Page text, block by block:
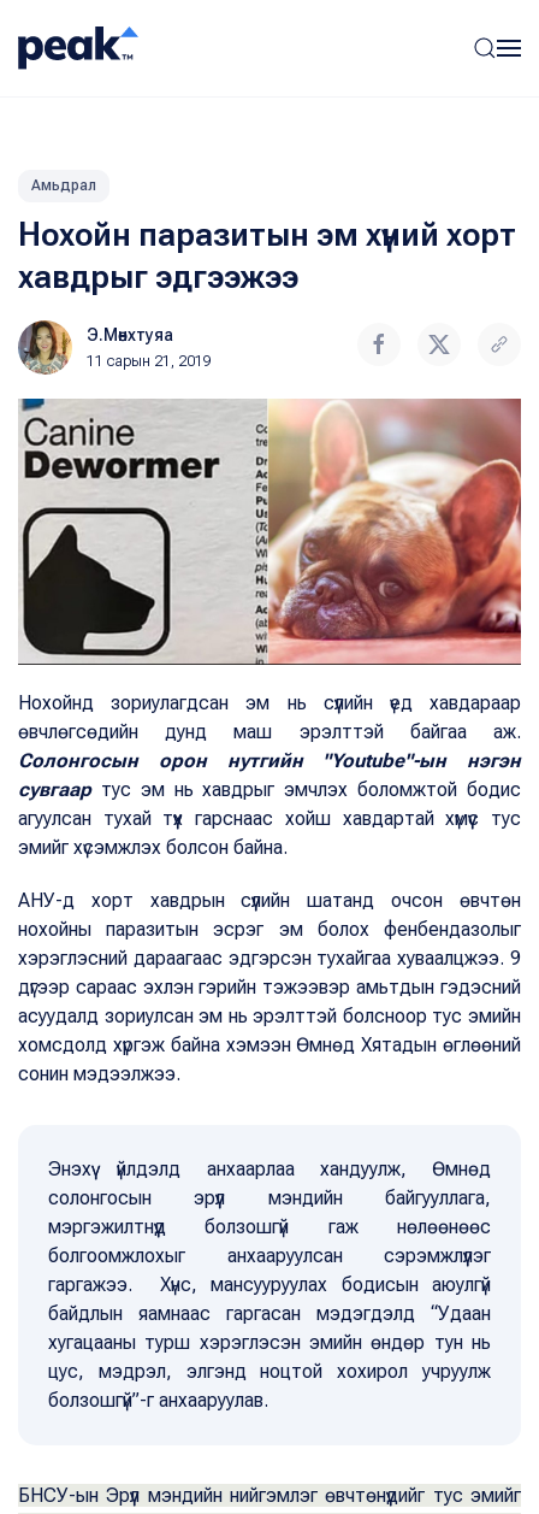
Амьдрал
Нохойн паразитын эм хүний хорт
хавдрыг эдгээжээ
Э.Мөнхтуяа
11 сарын 21, 2019
Нохойнд зориулагдсан эм нь сүүлийн үед хавдараар
өвчлөгсөдийн дунд маш эрэлттэй байгаа аж.
Солонгосын орон нутгийн "Youtube"-ын нэгэн
сувгаартус эм нь хавдрыг эмчлэх боломжтой бодис
агуулсан тухай түүх гарснаас хойш хавдартай хүмүүс тус
эмийг хүсэмжлэх болсон байна.
АНУ-д хорт хавдрын сүүлийн шатанд очсон өвчтөн
нохойны паразитын эсрэг эм болох фенбендазолыг
хэрэглэсний дараагаас эдгэрсэн тухайгаа хуваалцжээ. 9
дүгээр сараас эхлэн гэрийн тэжээвэр амьтдын гэдэсний
асуудалд зориулсан эм нь эрэлттэй болсноор тус эмийн
хомсдолд хүргэж байна хэмээн Өмнөд Хятадын өглөөний
сонин мэдээлжээ.
Энэхүү үйлдэлд анхаарлаа хандуулж, Өмнөд
солонгосын эрүүл мэндийн байгууллага,
мэргэжилтнүүд болзошгүй гаж нөлөөнөөс
болгоомжлохыг анхааруулсан сэрэмжлүүлэг
гаргажээ. Хүнс, мансууруулах бодисын аюулгүй
байдлын яамнаас гаргасан мэдэгдэлд “Удаан
хугацааны турш хэрэглэсэн эмийн өндөр тун нь
цус, мэдрэл, элгэнд ноцтой хохирол учруулж
болзошгүй”-г анхааруулав.
БНСУ-ын Эрүүл мэндийн нийгэмлэг өвчтөнүүдийг тус эмийг